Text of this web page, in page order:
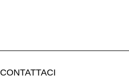
CONTATTACI